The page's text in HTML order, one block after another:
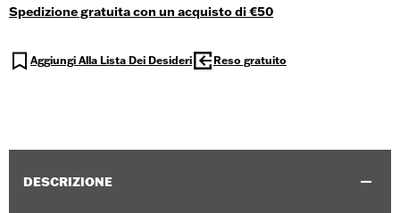
Spedizione gratuita con un acquisto di €50
Aggiungi Alla Lista Dei Desideri Reso gratuito
DESCRIZIONE